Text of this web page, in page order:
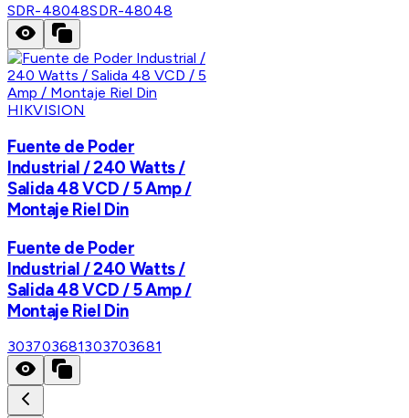
SDR-48048SDR-48048
HIKVISION
Fuente de Poder
Industrial / 240 Watts /
Salida 48 VCD / 5 Amp /
Montaje Riel Din
Fuente de Poder
Industrial / 240 Watts /
Salida 48 VCD / 5 Amp /
Montaje Riel Din
303703681303703681